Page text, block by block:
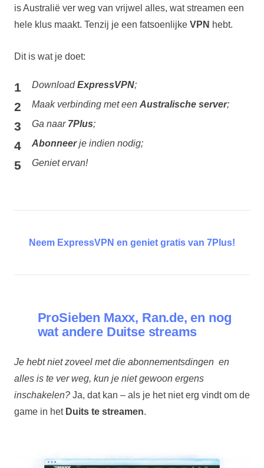
is Australië ver weg van vrijwel alles, wat streamen een
hele klus maakt. Tenzij je een fatsoenlijke VPN hebt.
Dit is wat je doet:
DownloadExpressVPN;
Maak verbinding met een Australische server;
Ga naar 7Plus;
Abonneerje indien nodig;
Geniet ervan!
Neem ExpressVPN en geniet gratis van 7Plus!
ProSieben Maxx, Ran.de, en nog
wat andere Duitse streams
Je hebt niet zoveel met die abonnementsdingen en
alles is te ver weg, kun je niet gewoon ergens
inschakelen?Ja, dat kan – als je het niet erg vindt om de
game in hetDuits te streamen.